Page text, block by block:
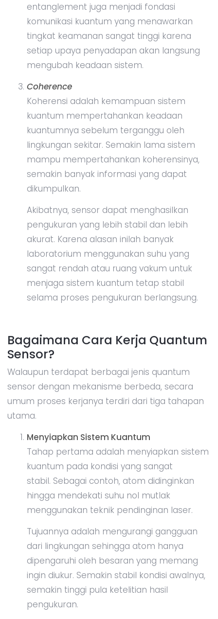
entanglement juga menjadi fondasi
komunikasi kuantum yang menawarkan
tingkat keamanan sangat tinggi karena
setiap upaya penyadapan akan langsung
mengubah keadaan sistem.
Coherence
Koherensi adalah kemampuan sistem
kuantum mempertahankan keadaan
kuantumnya sebelum terganggu oleh
lingkungan sekitar. Semakin lama sistem
mampu mempertahankan koherensinya,
semakin banyak informasi yang dapat
dikumpulkan.
Akibatnya, sensor dapat menghasilkan
pengukuran yang lebih stabil dan lebih
akurat. Karena alasan inilah banyak
laboratorium menggunakan suhu yang
sangat rendah atau ruang vakum untuk
menjaga sistem kuantum tetap stabil
selama proses pengukuran berlangsung.
Bagaimana Cara Kerja Quantum
Sensor?
Walaupun terdapat berbagai jenis quantum
sensor dengan mekanisme berbeda, secara
umum proses kerjanya terdiri dari tiga tahapan
utama.
Menyiapkan Sistem Kuantum
Tahap pertama adalah menyiapkan sistem
kuantum pada kondisi yang sangat
stabil. Sebagai contoh, atom didinginkan
hingga mendekati suhu nol mutlak
menggunakan teknik pendinginan laser.
Tujuannya adalah mengurangi gangguan
dari lingkungan sehingga atom hanya
dipengaruhi oleh besaran yang memang
ingin diukur. Semakin stabil kondisi awalnya,
semakin tinggi pula ketelitian hasil
pengukuran.